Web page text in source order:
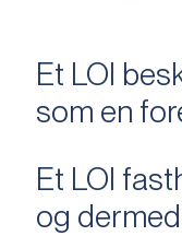
Et LOI
som en
Et LOI
og